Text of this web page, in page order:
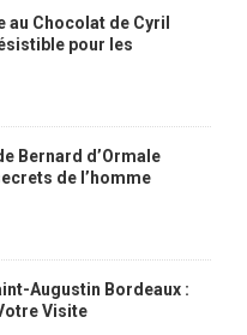
au Chocolat de Cyril
pour les
Bernard d’Ormale
de l’homme
Augustin Bordeaux :
Visite